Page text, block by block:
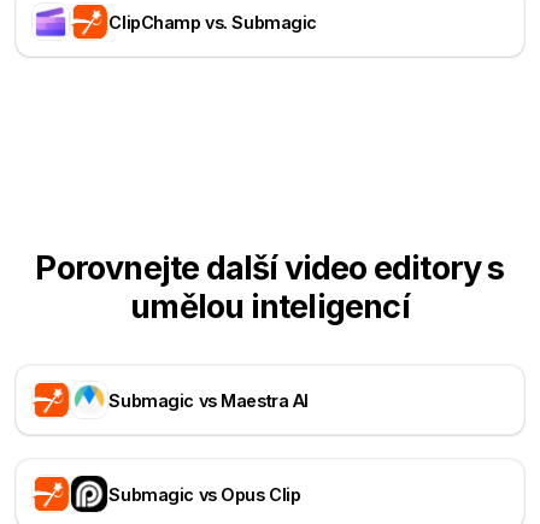
ClipChamp vs. Submagic
Porovnejte další video editory s
umělou inteligencí
Submagic vs Maestra AI
Submagic vs Opus Clip